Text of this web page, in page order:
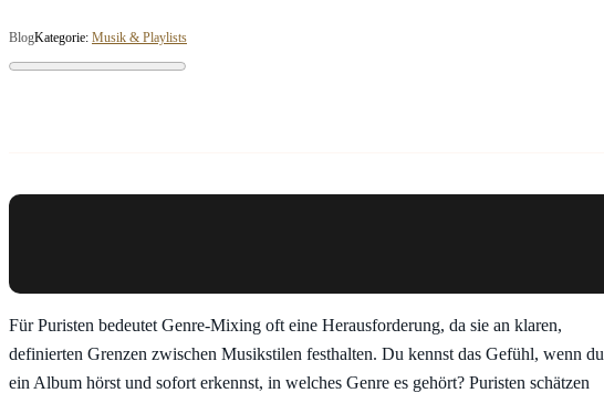
BlogKategorie: Musik & Playlists
Für Puristen bedeutet Genre-Mixing oft eine Herausforderung, da sie an klaren,
definierten Grenzen zwischen Musikstilen festhalten. Du kennst das Gefühl, wenn du
ein Album hörst und sofort erkennst, in welches Genre es gehört? Puristen schätzen